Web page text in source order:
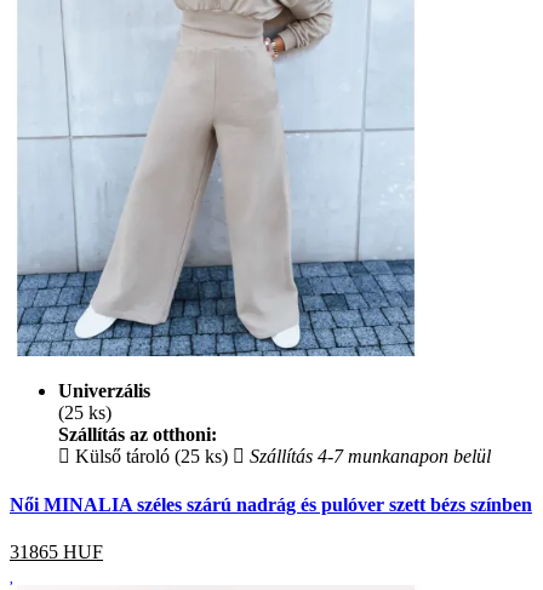
Univerzális
(25 ks)
Szállítás az otthoni:
Külső tároló (25 ks)
Szállítás 4-7 munkanapon belül
Női MINALIA széles szárú nadrág és pulóver szett bézs színben
31865 HUF